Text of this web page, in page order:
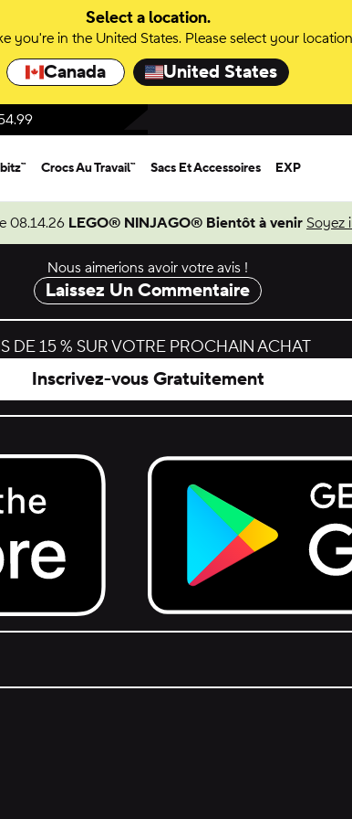
Select a location.
you're in the United States. Please select your
Canada United States
Crocs Au Travail™ Sacs Et Accessoires EXP
08.14.26 LEGO® NINJAGO® Bientôt à venir Soyez
Nous aimerions avoir votre avis !
Laissez Un Commentaire
DE 15 % SUR VOTRE PROCHAIN ACHAT
Inscrivez-vous Gratuitement
Get it on Google Play.